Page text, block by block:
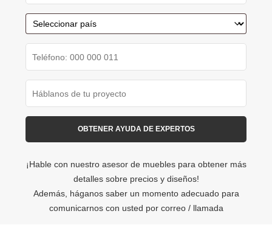
¡Hable con nuestro asesor de muebles para obtener más
detalles sobre precios y diseños!
Además, háganos saber un momento adecuado para
comunicarnos con usted por correo / llamada